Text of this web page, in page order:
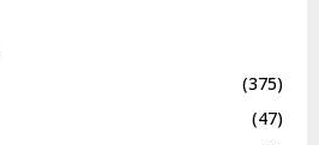
(375)
(47)